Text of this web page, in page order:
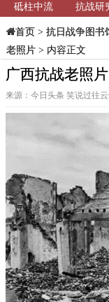
砥柱中流
抗战研
首页> 抗日战争图书
老照片> 内容正文
广西抗战老照片
来源：今日头条 笑说过往